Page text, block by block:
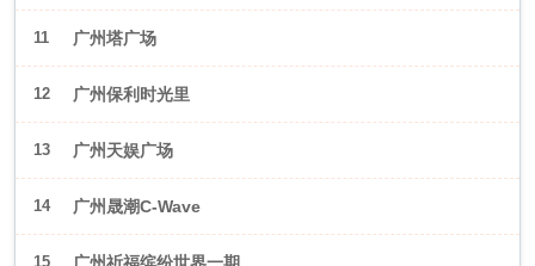
11 广州塔广场
12 广州保利时光里
13 广州天娱广场
14 广州晟潮C-Wave
15